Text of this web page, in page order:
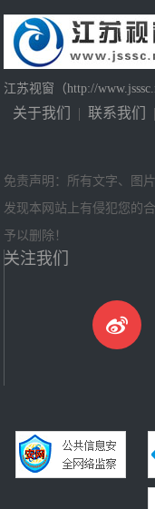
江苏视窗（http://
关于我们 | 联系我们 |
免责声明：所有文字、图
发现本网站上有侵犯您的
予以删除！
关注我们